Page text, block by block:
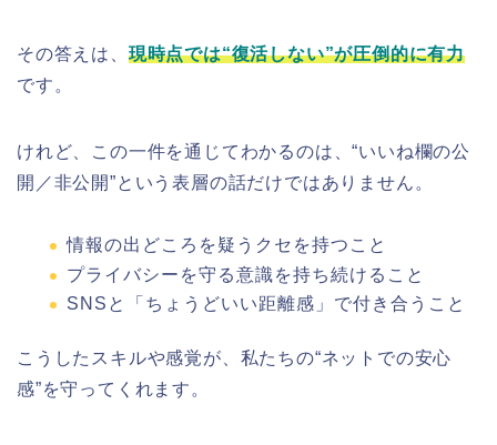
その答えは、 現時点では“復活しない”が圧倒的に有力
です。
けれど、この一件を通じてわかるのは、“いいね欄の公
開／非公開”という表層の話だけではありません。
情報の出どころを疑うクセを持つこと
プライバシーを守る意識を持ち続けること
SNSと「ちょうどいい距離感」で付き合うこと
こうしたスキルや感覚が、私たちの“ネットでの安心
感”を守ってくれます。